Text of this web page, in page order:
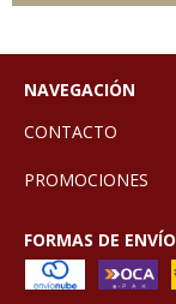
NAVEGACIÓN
CONTACTO
PROMOCIONES
FORMAS DE ENVÍO